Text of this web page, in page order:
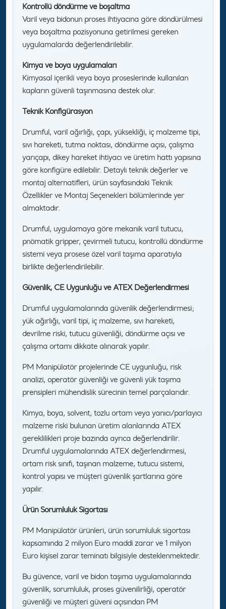
Kontrollü döndürme ve boşaltma
Varil veya bidonun proses ihtiyacına göre döndürülmesi
veya boşaltma pozisyonuna getirilmesi gereken
uygulamalarda değerlendirilebilir.
Kimya ve boya uygulamaları
Kimyasal içerikli veya boya proseslerinde kullanılan
kapların güvenli taşınmasına destek olur.
Teknik Konfigürasyon
Drumful, varil ağırlığı, çapı, yüksekliği, iç malzeme tipi,
sıvı hareketi, tutma noktası, döndürme açısı, çalışma
yarıçapı, dikey hareket ihtiyacı ve üretim hattı yapısına
göre konfigüre edilebilir. Detaylı teknik değerler ve
montaj alternatifleri, ürün sayfasındaki Teknik
Özellikler ve Montaj Seçenekleri bölümlerinde yer
almaktadır.
Drumful, uygulamaya göre mekanik varil tutucu,
pnömatik gripper, çevirmeli tutucu, kontrollü döndürme
sistemi veya prosese özel varil taşıma aparatıyla
birlikte değerlendirilebilir.
Güvenlik, CE Uygunluğu ve ATEX Değerlendirmesi
Drumful uygulamalarında güvenlik değerlendirmesi;
yük ağırlığı, varil tipi, iç malzeme, sıvı hareketi,
devrilme riski, tutucu güvenliği, döndürme açısı ve
çalışma ortamı dikkate alınarak yapılır.
PM Manipülatör projelerinde CE uygunluğu, risk
analizi, operatör güvenliği ve güvenli yük taşıma
prensipleri mühendislik sürecinin temel parçalarıdır.
Kimya, boya, solvent, tozlu ortam veya yanıcı/parlayıcı
malzeme riski bulunan üretim alanlarında ATEX
gereklilikleri proje bazında ayrıca değerlendirilir.
Drumful uygulamalarında ATEX değerlendirmesi,
ortam risk sınıfı, taşınan malzeme, tutucu sistemi,
kontrol yapısı ve müşteri güvenlik şartlarına göre
yapılır.
Ürün Sorumluluk Sigortası
PM Manipülatör ürünleri, ürün sorumluluk sigortası
kapsamında 2 milyon Euro maddi zarar ve 1 milyon
Euro kişisel zarar teminatı bilgisiyle desteklenmektedir.
Bu güvence, varil ve bidon taşıma uygulamalarında
güvenlik, sorumluluk, proses güvenilirliği, operatör
güvenliği ve müşteri güveni açısından PM